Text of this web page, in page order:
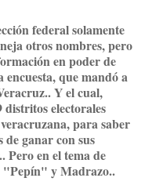
federal solamente
otros nombres, pero
en poder de
que mandó a
Y el cual,
distritos electorales
para saber
ganar con sus
Pero en el tema de
"Pepín" y Madrazo..